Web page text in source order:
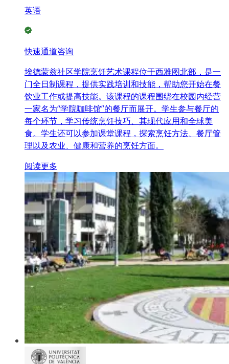
英语
快速通道咨询
埃德蒙兹社区学院烹饪艺术课程位于西雅图北部，是一
门全日制课程，提供实践培训和技能，帮助您开始在餐
饮业工作或提高技能。该课程的课程围绕在校园内经营
一家名为“学院咖啡馆”的餐厅而展开。学生参与餐厅的
每个环节，学习传统烹饪技巧、其现代应用和全球美
食。学生还可以参加课堂课程，探索烹饪方法、餐厅管
理以及农业、健康和营养的烹饪方面。
阅读更多